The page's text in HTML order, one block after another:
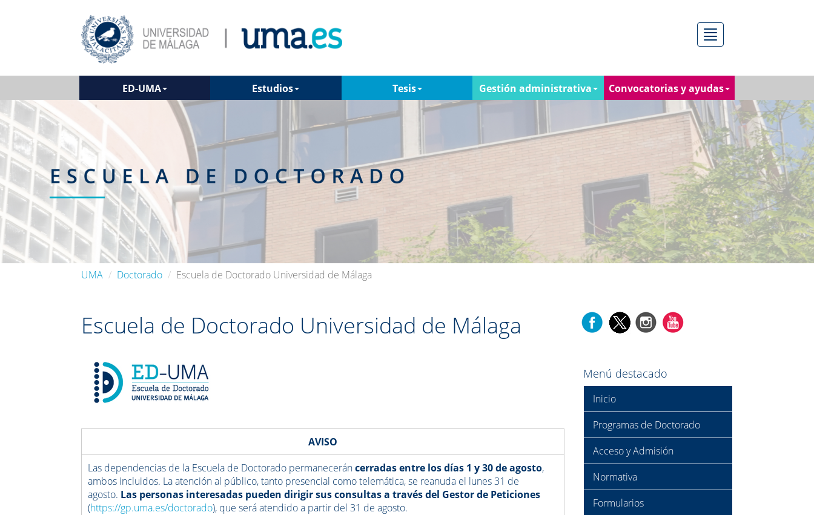
Menú
ED-UMA Estudios Tesis Gestión administrativa Convocatorias y ayudas
UMA Doctorado Escuela de Doctorado Universidad de Málaga
Escuela de Doctorado Universidad de Málaga
AVISO
Las dependencias de la Escuela de Doctorado permaneceráncerradas entre los días 1 y 30 de agosto,
ambos incluidos. La atención al público, tanto presencial como telemática, se reanuda el lunes 31 de
agosto. Las personas interesadas pueden dirigir sus consultas a través del Gestor de Peticiones
(https://gp.uma.es/doctorado), que será atendido a partir del 31 de agosto.
Menú destacado
Inicio
Programas de Doctorado
Acceso y Admisión
Normativa
Formularios